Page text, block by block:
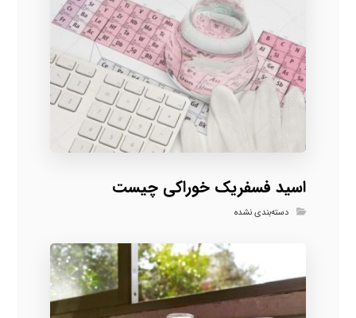
اسید فسفریک خوراکی چیست
دسته‌بندی نشده